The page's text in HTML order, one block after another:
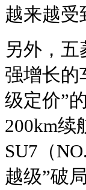
越来越受
另外，
强增长的
级定价”
200km续
SU7（
越级”破